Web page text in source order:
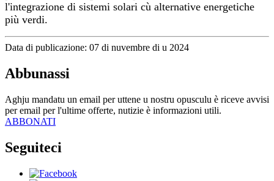
l'integrazione di sistemi solari cù alternative energetiche
più verdi.
Data di publicazione: 07 di nuvembre di u 2024
Abbunassi
Aghju mandatu un email per uttene u nostru opusculu è riceve avvisi
per email per l'ultime offerte, nutizie è informazioni utili.
ABBONATI
Seguiteci